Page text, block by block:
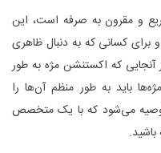
و مقرون‌ به‌ صرفه است، این
کسانی که به دنبال ظاهری
که اکستنشن مژه به‌ طور
باید به طور منظم آن‌ها را
می‌شود که با یک متخصص